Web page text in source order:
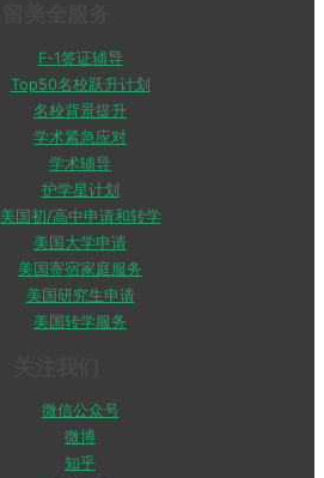
F-1签证辅导
Top50名校跃升计划
名校背景提升
学术紧急应对
学术辅导
护学星计划
美国初/高中申请和转学
美国大学申请
美国寄宿家庭服务
美国研究生申请
美国转学服务
微信公众号
微博
知乎